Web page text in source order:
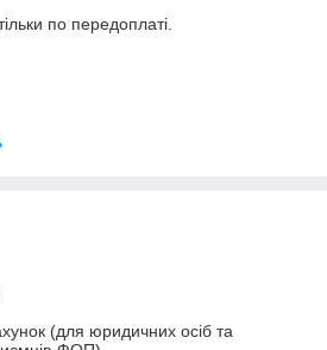
по передоплаті.
(для юридичних осіб та